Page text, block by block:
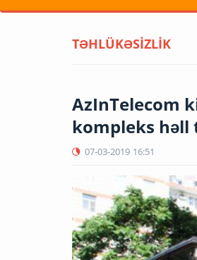
TƏHLÜKƏSİZLİK
AzInTelecom
kompleks həll
07-03-2019 16:51